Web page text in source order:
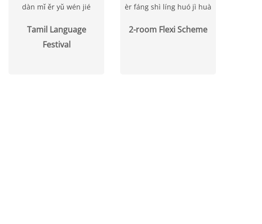
dàn mǐ ěr yǔ wén jié
Tamil Language
Festival
èr fáng shì líng huó jì huà
2-room Flexi Scheme